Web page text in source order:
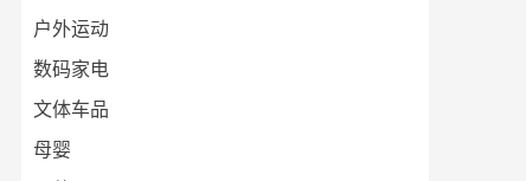
户外运动
数码家电
文体车品
母婴